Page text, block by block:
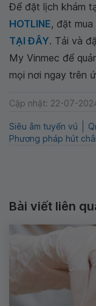
Để đặt lịch khám
HOTLINE, đặt mua
TẠI ĐÂY. Tải và
My Vinmec để
mọi nơi ngay trên
Cập nhật: 22-07-
Siêu âm tuyến vú
Phương pháp hút
Bài viết liên